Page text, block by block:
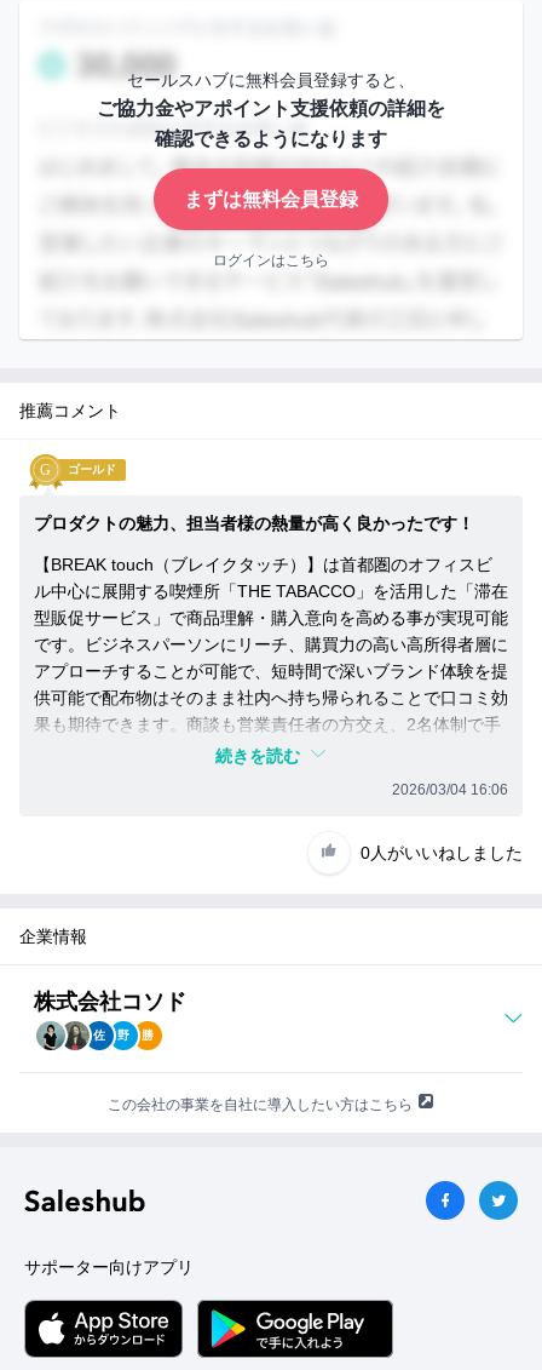
セールスハブに無料会員登録すると、
ご協力金やアポイント支援依頼の詳細を
確認できるようになります
まずは無料会員登録
ログインはこちら
推薦コメント
ゴールド
プロダクトの魅力、担当者様の熱量が高く良かったです！
【BREAK touch（ブレイクタッチ）】は首都圏のオフィスビ
ル中心に展開する喫煙所「THE TABACCO」を活用した「滞在
型販促サービス」で商品理解・購入意向を高める事が実現可能
です。ビジネスパーソンにリーチ、購買力の高い高所得者層に
アプローチすることが可能で、短時間で深いブランド体験を提
供可能で配布物はそのまま社内へ持ち帰られることで口コミ効
果も期待できます。商談も営業責任者の方交え、2名体制で手
厚くプレゼンされ、紹介先の役員の温度感も高かったです。ぜ
続きを読む
2026/03/04 16:06
0人がいいねしました
企業情報
株式会社コソド
佐 野 勝
この会社の事業を自社に導入したい方はこちら
セ
ー
く
り
い
方
へ
サポーター向けアプリ